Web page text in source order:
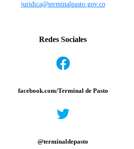
juridica@terminalpasto.gov.co
Redes Sociales
facebook.com/Terminal de Pasto
@terminaldepasto